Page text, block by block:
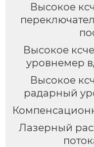
Высокое
Высокое
уровнемер
Высокое
радарный
Лазерный